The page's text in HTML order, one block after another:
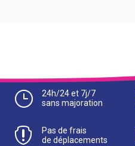
}
24h/24 et 7j/7
sans majoration

Pas de frais
de déplacements